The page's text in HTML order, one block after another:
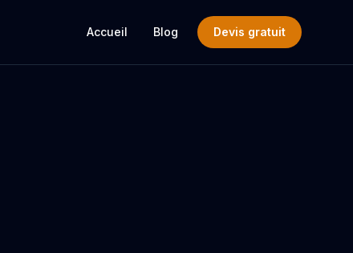
Accueil Blog Devis gratuit